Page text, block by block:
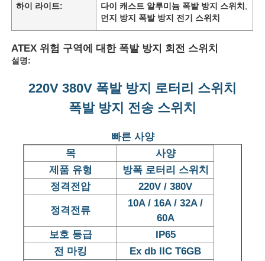
하이 라이트:
다이 캐스트 알루미늄 폭발 방지 스위치
먼지 방지 폭발 방지 전기 스위치
ATEX 위험 구역에 대한 폭발 방지 회전 스위치
설명:
220V 380V 폭발 방지 로터리 스위치
폭발 방지 전송 스위치
빠른 사양
목
사양
제품 유형
방폭 로터리 스위치
정격전압
220V / 380V
정격전류
10A / 16A / 32A /
60A
보호 등급
IP65
전 마킹
Ex db IIC T6GB